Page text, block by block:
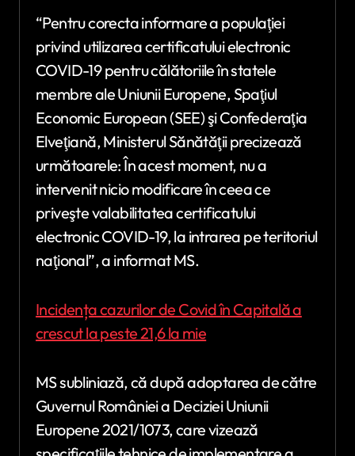
“Pentru corecta informare a populaţiei
privind utilizarea certificatului electronic
COVID-19 pentru călătoriile în statele
membre ale Uniunii Europene, Spaţiul
Economic European (SEE) şi Confederaţia
Elveţiană, Ministerul Sănătăţii precizează
următoarele: În acest moment, nu a
intervenit nicio modificare în ceea ce
priveşte valabilitatea certificatului
electronic COVID-19, la intrarea pe teritoriul
naţional”, a informat MS.
Incidența cazurilor de Covid în Capitală a
crescut la peste 21,6 la mie
MS subliniază, că după adoptarea de către
Guvernul României a Deciziei Uniunii
Europene 2021/1073, care vizează